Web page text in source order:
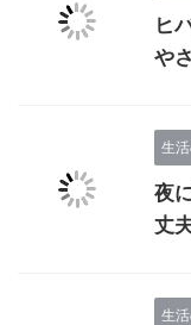
ヒ
や
生
夜
丈
生